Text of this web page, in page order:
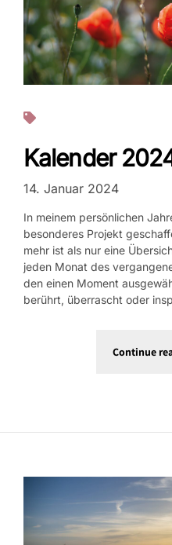
Kalender
14. Januar 2024
In meinem persönlichen
besonderes Projekt
mehr ist als nur eine
jeden Monat des
den einen Moment
berührt, überrascht oder
Continue